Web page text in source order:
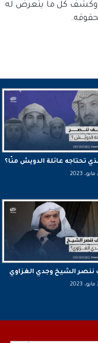
وكشف كل ما يتعرض له
تحتاجه عائلة الدويش منّا؟
ننصر الشيخ وجدي الغزاوي
Search Button